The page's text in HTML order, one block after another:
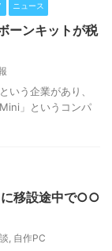
ニュース
ーンキットが税
いう企業があり、
」というコンパ
に移設途中で○○
, 自作PC